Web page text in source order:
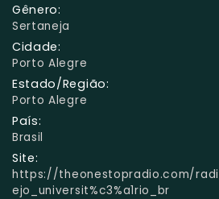
Gênero:
Sertaneja
Cidade:
Porto Alegre
Estado/Região:
Porto Alegre
País:
Brasil
Site:
https://theonestopradio.com/
ejo_universit%c3%a1rio_br